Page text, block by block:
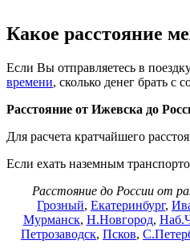
Какое расстояние
Если Вы отправляетесь в
времени, сколько денег брать с
Расстояние от Ижевска до
Для расчета кратчайшего
Если ехать наземным
Расстояние до России от
Грозный, Екатеринбург,
Мурманск, Н.Новгород,
Петрозаводск, Псков,